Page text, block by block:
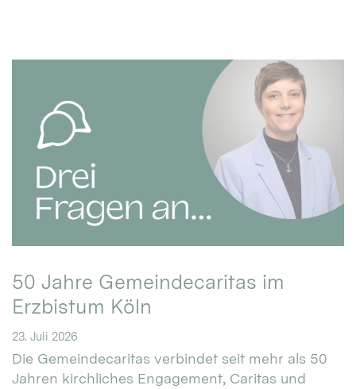
50 Jahre Gemeindecaritas im
Erzbistum Köln
23. Juli 2026
Die Gemeindecaritas verbindet seit mehr als 50
Jahren kirchliches Engagement, Caritas und